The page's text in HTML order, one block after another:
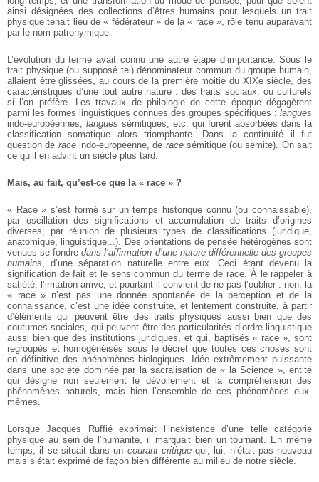
ainsi désignées des collections d’êtres humains pour lesquels un trait
physique tenait lieu de « fédérateur » de la « race », rôle tenu auparavant
par le nom patronymique.
L’évolution du terme avait connu une autre étape d’importance. Sous le
trait physique (ou supposé tel) dénominateur commun du groupe humain,
allaient être glissées, au cours de la première moitié du XIXe siècle, des
caractéristiques d’une tout autre nature : des traits sociaux, ou culturels
si l’on préfère. Les travaux de philologie de cette époque dégagèrent
parmi les formes linguistiques connues des groupes spécifiques : langues
indo-européennes, langues sémitiques, etc. qui furent absorbées dans la
classification somatique alors triomphante. Dans la continuité il fut
question de raceindo-européenne, de racesémitique (ou sémite). On sait
ce qu’il en advint un siècle plus tard.
Mais, au fait, qu’est-ce que la « race » ?
« Race » s’est formé sur un temps historique connu (ou connaissable),
par oscillation des significations et accumulation de traits d’origines
diverses, par réunion de plusieurs types de classifications (juridique,
anatomique, linguistique...). Des orientations de pensée hétérogènes sont
venues se fondredans l’affirmation d’une nature différentielle des groupes
humains, d’une séparation naturelle entre eux. Ceci étant devenu la
signification de fait et le sens commun du terme de race. À le rappeler à
satiété, l’irritation arrive, et pourtant il convient de ne pas l’oublier : non, la
« race » n’est pas une donnée spontanée de la perception et de la
connaissance, c’est une idée construite, et lentement construite, à partir
d’éléments qui peuvent être des traits physiques aussi bien que des
coutumes sociales, qui peuvent être des particularités d’ordre linguistique
aussi bien que des institutions juridiques, et qui, baptisés « race », sont
regroupés et homogénéisés sous le décret que toutes ces choses sont
en définitive des phénomènes biologiques. Idée extrêmement puissante
dans une société dominée par la sacralisation de « la Science », entité
qui désigne non seulement le dévoilement et la compréhension des
phénomènes naturels, mais bien l’ensemble de ces phénomènes eux-
mêmes.
Lorsque Jacques Ruffié exprimait l’inexistence d’une telle catégorie
physique au sein de l’humanité, il marquait bien un tournant. En même
temps, il se situait dans un courant critiquequi, lui, n’était pas nouveau
mais s’était exprimé de façon bien différente au milieu de notre siècle.